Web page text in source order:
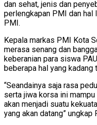
dan sehat, jenis dan
perlengkapan PMI dan hal
PMI.
Kepala markas PMI Kota
merasa senang dan
keberanian para siswa
beberapa hal yang kadang
“Seandainya saja rasa
serta jiwa korsa ini
akan menjadi suatu
yang akan datang” ungkap